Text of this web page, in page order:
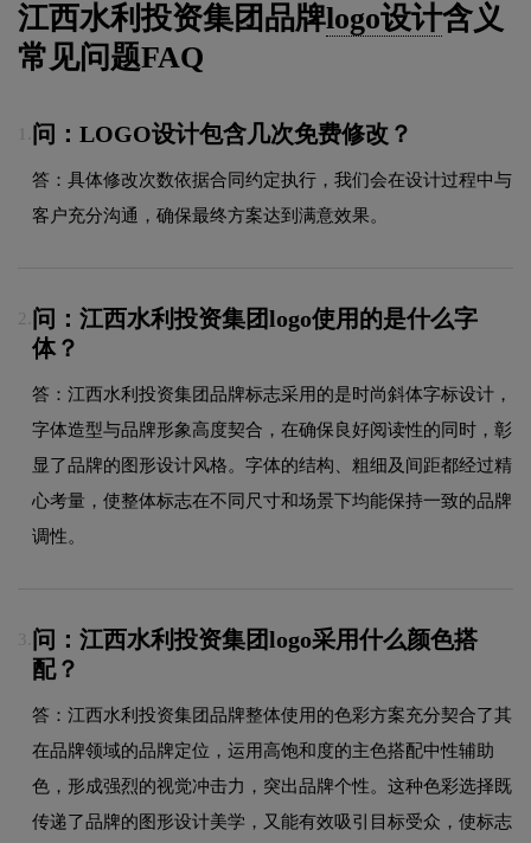
江西水利投资集团品牌logo设计含义
常见问题FAQ
问：LOGO设计包含几次免费修改？
答：具体修改次数依据合同约定执行，我们会在设计过程中与
客户充分沟通，确保最终方案达到满意效果。
2. 问：江西水利投资集团logo使用的是什么字
体？
答：江西水利投资集团品牌标志采用的是时尚斜体字标设计，
字体造型与品牌形象高度契合，在确保良好阅读性的同时，彰
显了品牌的图形设计风格。字体的结构、粗细及间距都经过精
心考量，使整体标志在不同尺寸和场景下均能保持一致的品牌
调性。
3. 问：江西水利投资集团logo采用什么颜色搭
配？
答：江西水利投资集团品牌整体使用的色彩方案充分契合了其
在品牌领域的品牌定位，运用高饱和度的主色搭配中性辅助
色，形成强烈的视觉冲击力，突出品牌个性。这种色彩选择既
传递了品牌的图形设计美学，又能有效吸引目标受众，使标志